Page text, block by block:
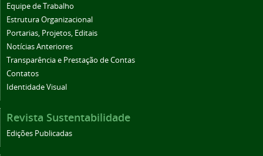
Equipe de Trabalho
Estrutura Organizacional
Portarias, Projetos, Editais
Notícias Anteriores
Transparência e Prestação de Contas
Contatos
Identidade Visual
Revista Sustentabilidade
Edições Publicadas